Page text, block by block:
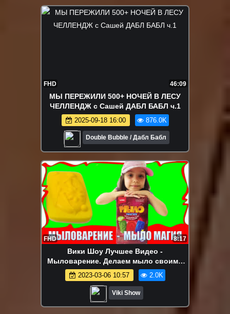
FHD 46:09
МЫ ПЕРЕЖИЛИ 500+ НОЧЕЙ В ЛЕСУ
ЧЕЛЛЕНДЖ с Сашей ДАБЛ БАБЛ ч.1
2025-09-18 16:00 876.0K
Double Bubble / Дабл Бабл
FHD 8:17
Вики Шоу Лучшее Видео -
Мыловарение. Делаем мыло своими
руками /// Вики Шоу
2023-03-06 10:57 2.0K
Viki Show